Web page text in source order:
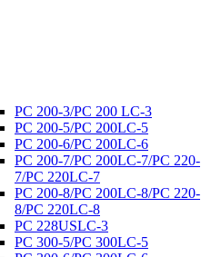
РС 200-3/PC 200 LC-3
РС 200-5/PC 200LC-5
РС 200-6/PC 200LC-6
РС 200-7/PC 200LC-7/РС 220-
7/РС 220LC-7
РС 200-8/PC 200LC-8/РС 220-
8/РС 220LC-8
РС 228USLC-3
PC 300-5/PC 300LC-5